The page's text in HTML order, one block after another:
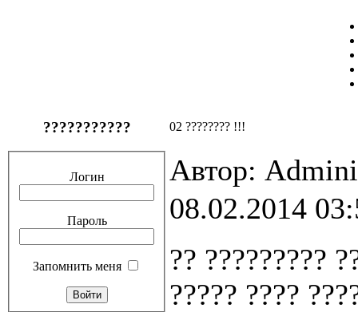
???????????
Логин
Пароль
Запомнить меня
02 ???????? !!!
Автор:
08.02.2014
?? ?????????
????? ????